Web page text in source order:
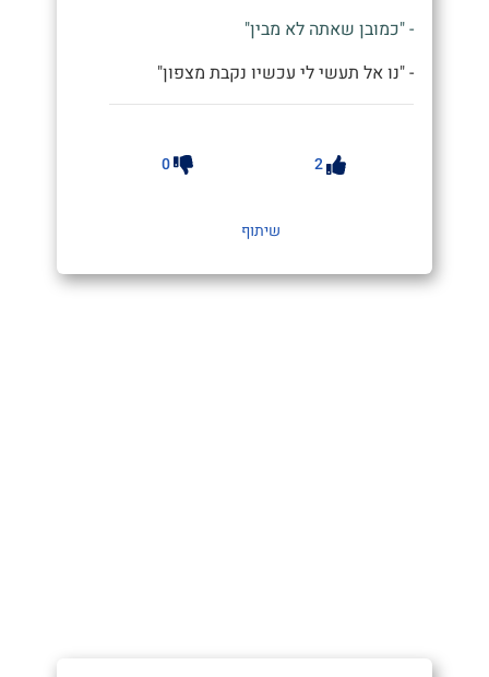
- "כמובן שאתה לא מבין"
- "נו אל תעשי לי עכשיו נקבת מצפון"
2
0
שיתוף